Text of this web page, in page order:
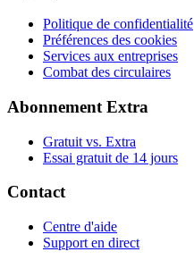
Politique de confidentialité
Préférences des cookies
Services aux entreprises
Combat des circulaires
Abonnement Extra
Gratuit vs. Extra
Essai gratuit de 14 jours
Contact
Centre d'aide
Support en direct